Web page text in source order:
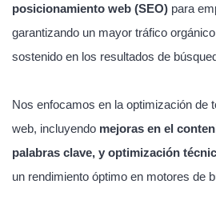
posicionamiento web (SEO) para
garantizando un mayor tráfico
sostenido en los resultados de
Nos enfocamos en la optimización de
web, incluyendo mejoras en el
palabras clave, y optimización
un rendimiento óptimo en motores de